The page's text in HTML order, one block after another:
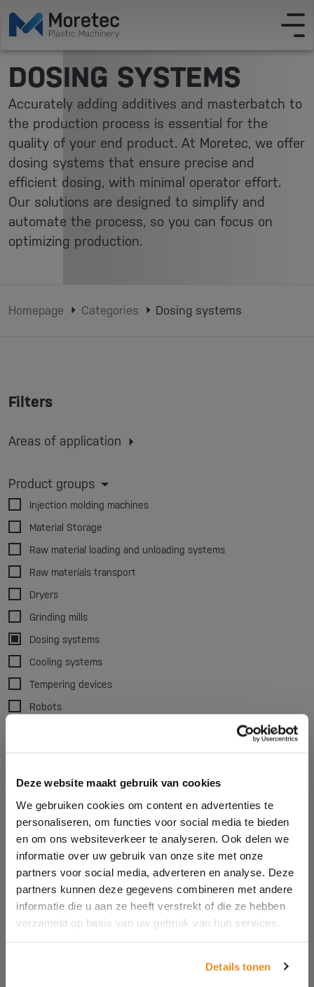
Deze website maakt gebruik van cookies
We gebruiken cookies om content en advertenties te
personaliseren, om functies voor social media te bieden
en om ons websiteverkeer te analyseren. Ook delen we
informatie over uw gebruik van onze site met onze
partners voor social media, adverteren en analyse. Deze
partners kunnen deze gegevens combineren met andere
informatie die u aan ze heeft verstrekt of die ze hebben
verzameld op basis van uw gebruik van hun services.
Details tonen
DOSING SYSTEMS
Accurately adding additives and masterbatch to
the production process is essential for the
quality of your end product. At Moretec, we offer
dosing systems that ensure precise and
efficient dosing, with minimal operator effort.
Our solutions are designed to simplify and
automate the process, so you can focus on
optimizing production.
Homepage Categories Dosing systems
Filters
Areas of application
Extrusion blow molding
3D printing
Product groups
Injection molding machines
Material Storage
Raw material loading and unloading systems
Raw materials transport
Dryers
Grinding mills
Dosing systems
Cooling systems
Tempering devices
Robots
Dust removal
Accessories
Brand
Babyplast